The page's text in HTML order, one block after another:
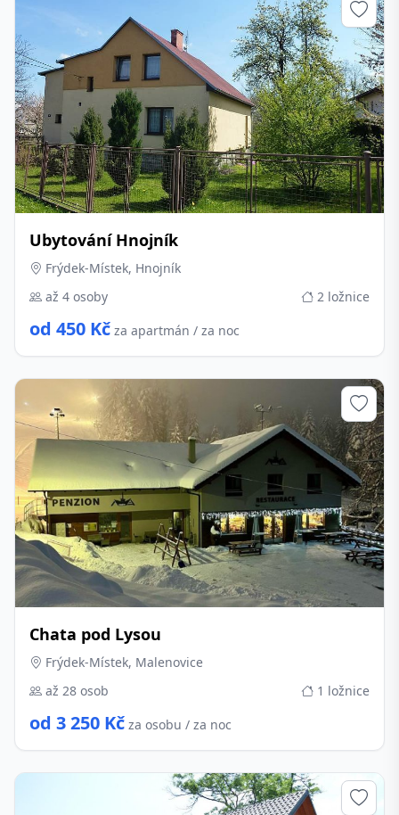
Ubytování Hnojník
Frýdek-Místek, Hnojník
až 4 osoby
2 ložnice
od 450 Kč za apartmán / za noc
Chata pod Lysou
Frýdek-Místek, Malenovice
až 28 osob
1 ložnice
od 3 250 Kč za osobu / za noc